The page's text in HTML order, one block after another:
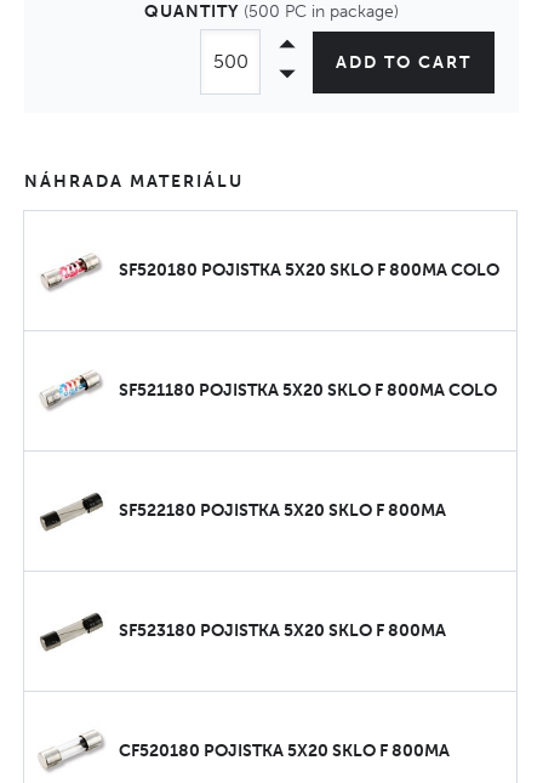
QUANTITY (500 PC in package)
ADD TO CART
NÁHRADA MATERIÁLU
SF520180 POJISTKA 5X20 SKLO F 800MA COLO
SF521180 POJISTKA 5X20 SKLO F 800MA COLO
SF522180 POJISTKA 5X20 SKLO F 800MA
SF523180 POJISTKA 5X20 SKLO F 800MA
CF520180 POJISTKA 5X20 SKLO F 800MA